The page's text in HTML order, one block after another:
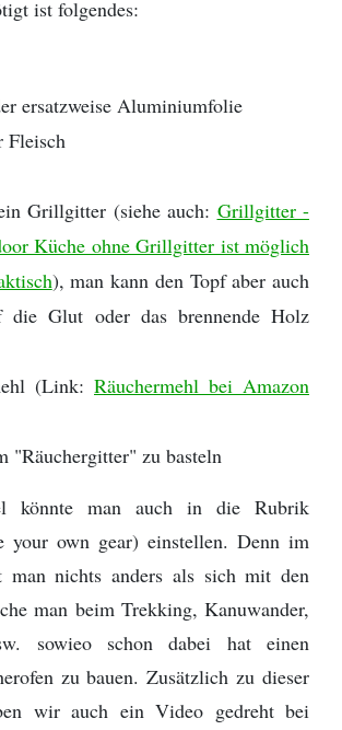
ist folgendes:
ersatzweise Aluminiumfolie
Fleisch
Grillgitter (siehe auch: Grillgitter -
Küche ohne Grillgitter ist möglich
), man kann den Topf aber auch
die Glut oder das brennende Holz
(Link: Räuchermehl bei Amazon
"Räuchergitter" zu basteln
könnte man auch in die Rubrik
your own gear) einstellen. Denn im
man nichts anders als sich mit den
man beim Trekking, Kanuwander,
sowieo schon dabei hat einen
zu bauen. Zusätzlich zu dieser
wir auch ein Video gedreht bei